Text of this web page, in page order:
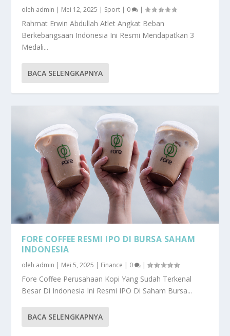
oleh admin | Mei 12, 2025 | Sport | 0 |
Rahmat Erwin Abdullah Atlet Angkat Beban
Berkebangsaan Indonesia Ini Resmi Mendapatkan 3
Medali...
BACA SELENGKAPNYA
FORE COFFEE RESMI IPO DI BURSA SAHAM
INDONESIA
oleh admin | Mei 5, 2025 | Finance | 0 |
Fore Coffee Perusahaan Kopi Yang Sudah Terkenal
Besar Di Indonesia Ini Resmi IPO Di Saham Bursa...
BACA SELENGKAPNYA